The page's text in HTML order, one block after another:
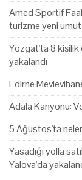
Amed Sportif
turizme yeni
Yozgat'ta 8 kişilik
yakalandı
Edirne
Adala Kanyonu:
5 Ağustos'ta
Yasadığı yolla
Yalova'da